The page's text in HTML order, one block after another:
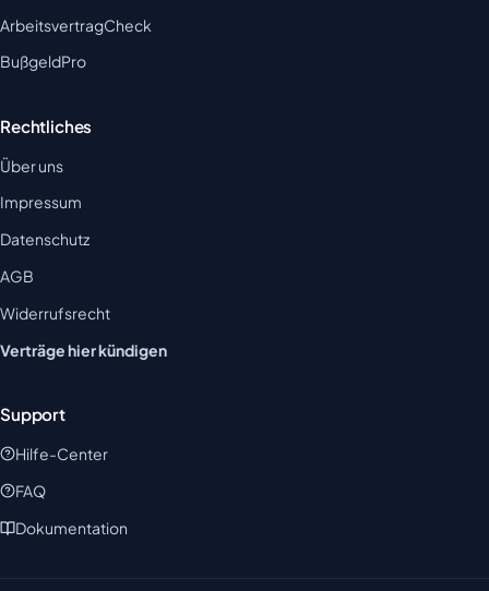
ArbeitsvertragCheck
BußgeldPro
Rechtliches
Über uns
Impressum
Datenschutz
AGB
Widerrufsrecht
Verträge hier kündigen
Support
Hilfe-Center
FAQ
Dokumentation